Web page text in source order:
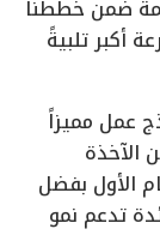
ضمن خططنا
أكبر تلبيةً
عمل مميزاً
الأول بفضل
تدعم نمو